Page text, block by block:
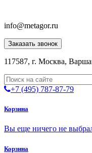
info@metagor.ru
Заказать звонок
117587, г. Москва,
+7 (495) 787-87-79
Корзина
Вы еще ничего не
Корзина